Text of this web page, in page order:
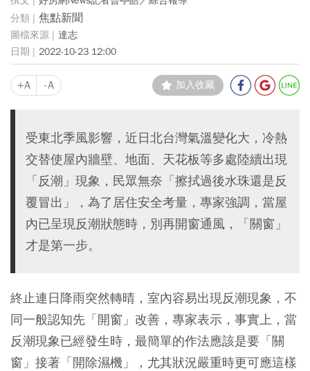
焦點新聞
達志
2022-10-23 12:00
+A -A 加入收藏
受東北季風影響，近日北台灣氣溫變化大，冷熱
交替使屋內牆壁、地面、天花板等多處陸續出現
「反潮」現象，民眾無奈「擦拭過後水珠還是反
覆冒出」，為了居住安全考量，專家強調，當屋
內已呈現反潮狀態時，別再開窗通風，「關窗」
才是第一步。
終止連日降雨突然轉晴，室內容易出現反潮現象，不
同一般認知先「開窗」改善，專家表示，事實上，當
反潮現象已經發生時，最簡單的作法應該是要「關
窗」接著「開除濕機」，尤其狀況嚴重時更可應這樣